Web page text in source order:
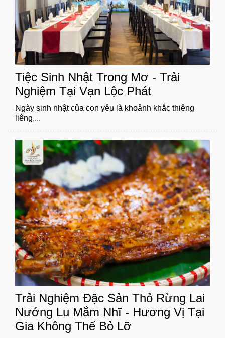
Tiệc Sinh Nhật Trong Mơ - Trải
Nghiệm Tại Vạn Lộc Phát
Ngày sinh nhật của con yêu là khoảnh khắc thiêng
liêng,...
Trải Nghiệm Đặc Sản Thỏ Rừng Lai
Nướng Lu Mắm Nhĩ - Hương Vị Tại
Gia Không Thể Bỏ Lỡ